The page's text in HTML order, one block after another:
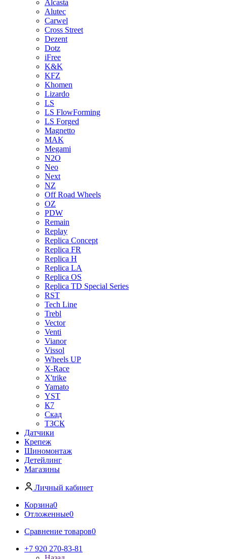
Alcasta
Alutec
Carwel
Cross Street
Dezent
Dotz
iFree
K&K
KFZ
Khomen
Lizardo
LS
LS FlowForming
LS Forged
Magnetto
MAK
Megami
N2O
Neo
Next
NZ
Off Road Wheels
OZ
PDW
Remain
Replay
Replica Concept
Replica FR
Replica H
Replica LA
Replica OS
Replica TD Special Series
RST
Tech Line
Trebl
Vector
Venti
Vianor
Vissol
Wheels UP
X-Race
X'trike
Yamato
YST
К7
Скад
ТЗСК
Датчики
Крепеж
Шиномонтаж
Детейлинг
Магазины
Личный кабинет
Корзина0
Отложенные0
Сравнение товаров0
+7 920 270-83-81